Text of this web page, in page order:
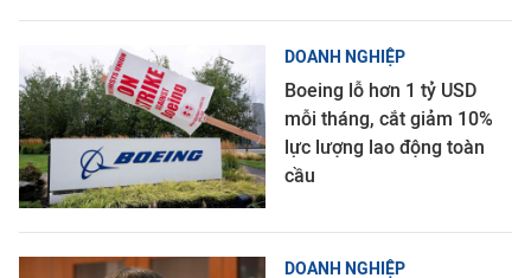
DOANH NGHIỆP
Boeing lỗ hơn 1 tỷ USD
mỗi tháng, cắt giảm 10%
lực lượng lao động toàn
cầu
DOANH NGHIỆP